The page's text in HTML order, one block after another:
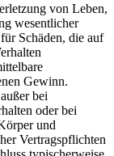
von Leben,
wesentlicher
Schäden, die auf
Gewinn.
bei
oder bei
und
Vertragspflichten